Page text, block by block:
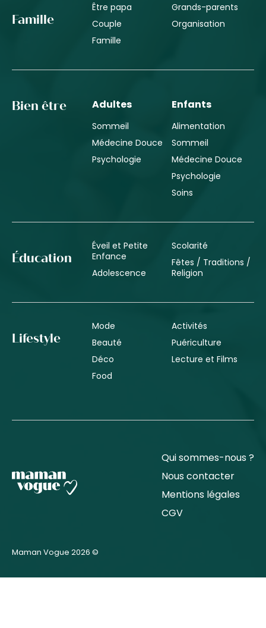
Famille
Être papa
Couple
Famille
Grands-parents
Organisation
Bien être Adultes
Sommeil
Médecine Douce
Psychologie
Enfants
Alimentation
Sommeil
Médecine Douce
Psychologie
Soins
Éducation
Éveil et Petite
Enfance
Adolescence
Scolarité
Fêtes / Traditions /
Religion
Lifestyle
Mode
Beauté
Déco
Food
Activités
Puériculture
Lecture et Films
Qui sommes-nous ?
Nous contacter
Mentions légales
CGV
Maman Vogue 2026 ©